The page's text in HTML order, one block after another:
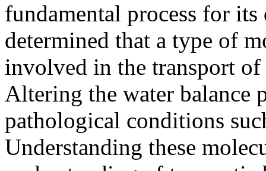
fundamental process for
determined that a type of
involved in the transport
Altering the water balance
pathological conditions
Understanding these